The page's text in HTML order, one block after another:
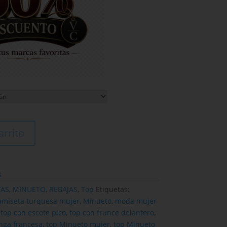
, MINUETO, REBAJAS, Top Etiquetas:
turquesa mujer, Minueto, moda mujer
top con escote pico, top con frunce delantero,
francesa, top Minueto mujer, top Minueto